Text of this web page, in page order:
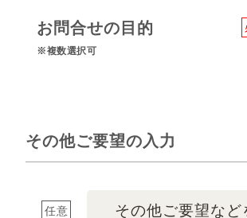
お問合せの目的
※複数選択可
その他ご要望の入力
任意 その他ご要望など